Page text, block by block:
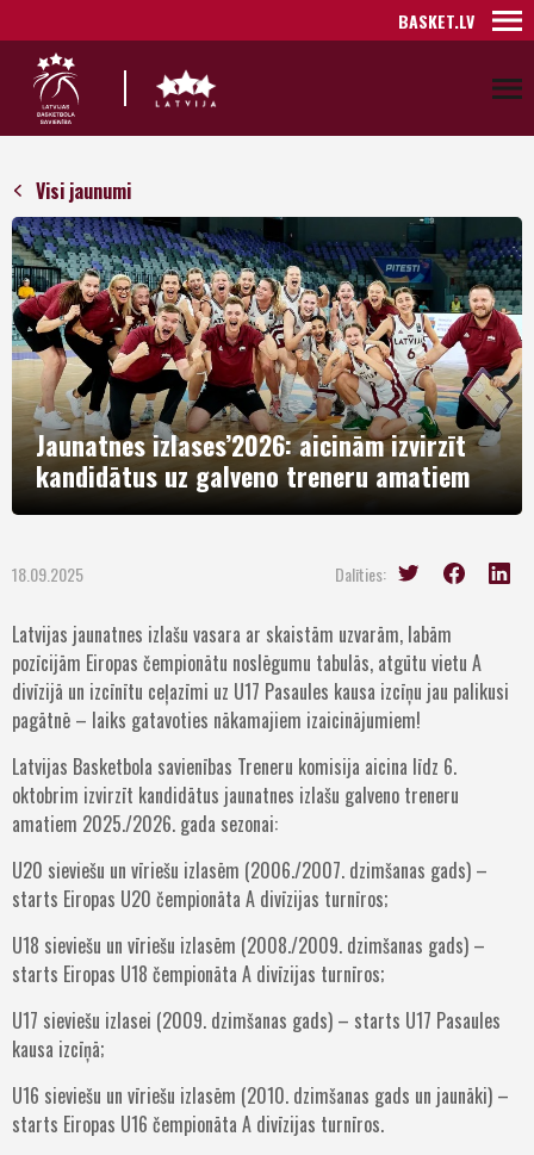
BASKET.LV
Visi jaunumi
Jaunatnes izlases’2026: aicinām izvirzīt
kandidātus uz galveno treneru amatiem
18.09.2025 Dalīties:
Latvijas jaunatnes izlašu vasara ar skaistām uzvarām, labām
pozīcijām Eiropas čempionātu noslēgumu tabulās, atgūtu vietu A
divīzijā un izcīnītu ceļazīmi uz U17 Pasaules kausa izcīņu jau palikusi
pagātnē – laiks gatavoties nākamajiem izaicinājumiem!
Latvijas Basketbola savienības Treneru komisija aicina līdz 6.
oktobrim izvirzīt kandidātus jaunatnes izlašu galveno treneru
amatiem 2025./2026. gada sezonai:
U20 sieviešu un vīriešu izlasēm (2006./2007. dzimšanas gads) –
starts Eiropas U20 čempionāta A divīzijas turnīros;
U18 sieviešu un vīriešu izlasēm (2008./2009. dzimšanas gads) –
starts Eiropas U18 čempionāta A divīzijas turnīros;
U17 sieviešu izlasei (2009. dzimšanas gads) – starts U17 Pasaules
kausa izcīņā;
U16 sieviešu un vīriešu izlasēm (2010. dzimšanas gads un jaunāki) –
starts Eiropas U16 čempionāta A divīzijas turnīros.